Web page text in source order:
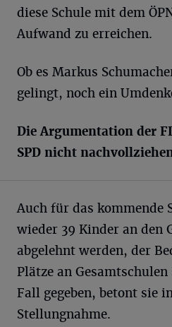
diese Schule mit dem
Aufwand zu erreichen.
Ob es Markus
gelingt, noch ein
Die Argumentation der
SPD nicht
Auch für das kommende
wieder 39 Kinder an den
abgelehnt werden, der
Plätze an
Fall gegeben, betont sie
Stellungnahme.